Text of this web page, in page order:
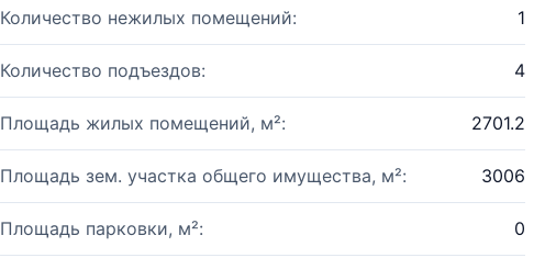
Количество нежилых помещений: 1
Количество подъездов: 4
Площадь жилых помещений, м²: 2701.2
Площадь зем. участка общего имущества, м²: 3006
Площадь парковки, м²: 0